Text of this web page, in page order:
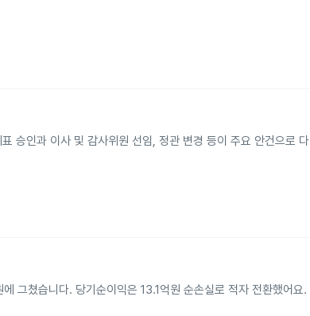
승인과 이사 및 감사위원 선임, 정관 변경 등이 주요 안건으로 다
그쳤습니다. 당기순이익은 13.1억원 순손실로 적자 전환했어요.